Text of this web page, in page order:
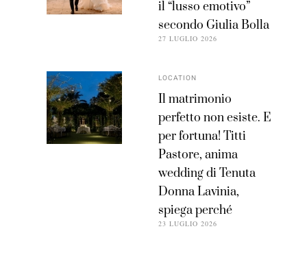
il “lusso emotivo”
secondo Giulia Bolla
27 LUGLIO 2026
LOCATION
Il matrimonio
perfetto non esiste. E
per fortuna! Titti
Pastore, anima
wedding di Tenuta
Donna Lavinia,
spiega perché
23 LUGLIO 2026